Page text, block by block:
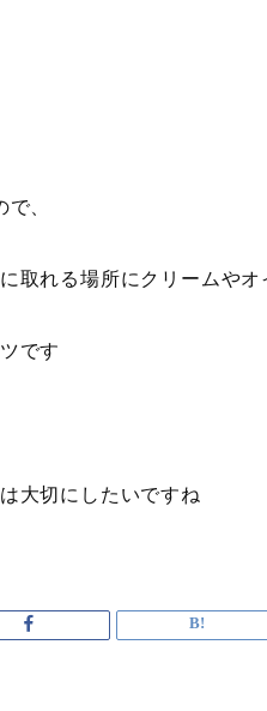
、
取れる場所にクリームやオ
です
大切にしたいですね